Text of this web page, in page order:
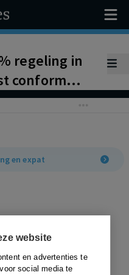
website
en advertenties te
social media te
regeling in
conform
worden
en expat